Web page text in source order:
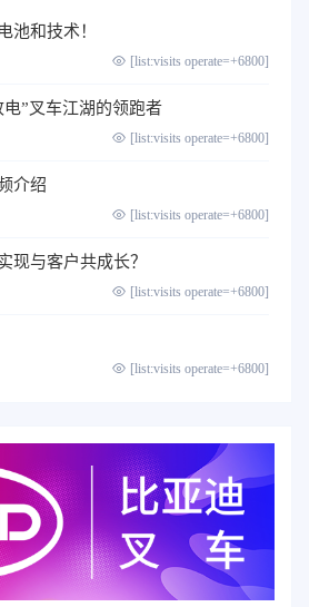
池和技术！
[list:visits operate=+6800]
电”叉车江湖的领跑者
[list:visits operate=+6800]
介绍
[list:visits operate=+6800]
现与客户共成长？
[list:visits operate=+6800]
[list:visits operate=+6800]